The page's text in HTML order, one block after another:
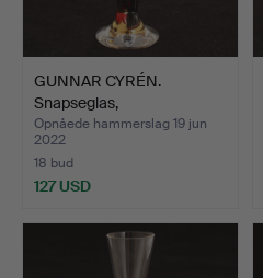
GUNNAR CYRÉN.
Snapseglas,
"Nobelservisen",…
Opnåede hammerslag 19 jun
2022
18 bud
127 USD